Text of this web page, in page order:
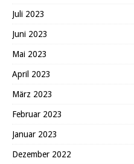
Juli 2023
Juni 2023
Mai 2023
April 2023
März 2023
Februar 2023
Januar 2023
Dezember 2022